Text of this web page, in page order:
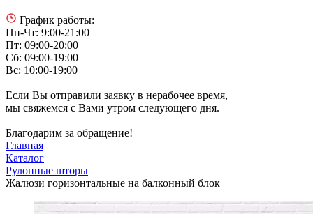
График работы:
Пн-Чт: 9:00-21:00
Пт: 09:00-20:00
Сб: 09:00-19:00
Вс: 10:00-19:00
Если Вы отправили заявку в нерабочее время,
мы свяжемся с Вами утром следующего дня.
Благодарим за обращение!
Главная
Каталог
Рулонные шторы
Жалюзи горизонтальные на балконный блок